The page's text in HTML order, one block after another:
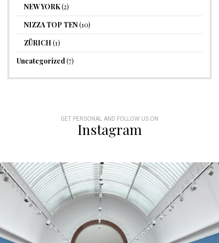
NEW YORK(2)
NIZZA TOP TEN(10)
ZÜRICH (1)
Uncategorized(7)
GET PERSONAL AND FOLLOW US ON
Instagram